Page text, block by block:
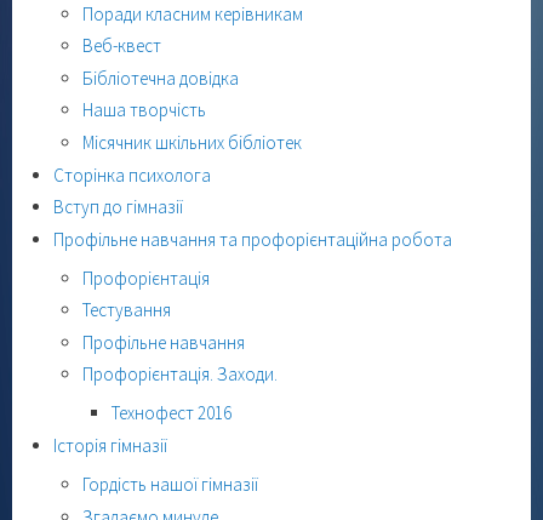
Поради класним керівникам
Веб-квест
Бібліотечна довідка
Наша творчість
Місячник шкільних бібліотек
Сторінка психолога
Вступ до гімназії
Профільне навчання та профорієнтаційна робота
Профорієнтація
Тестування
Профільне навчання
Профорієнтація. Заходи.
Технофест 2016
Історія гімназії
Гордість нашої гімназії